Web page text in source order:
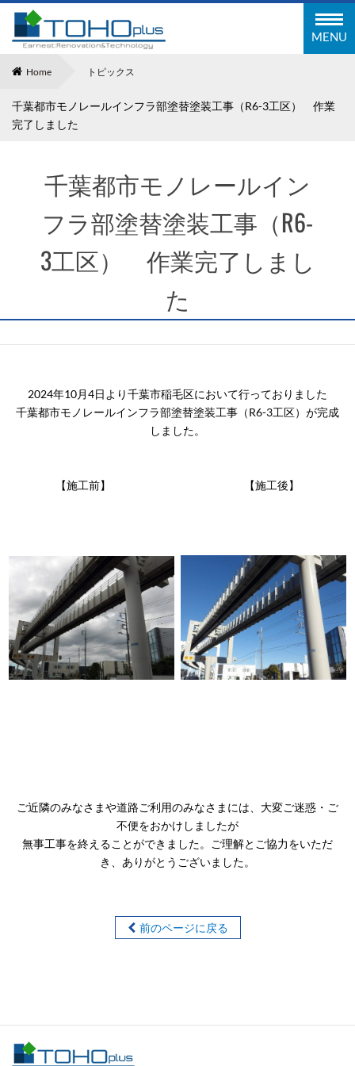
東邦塗装工業株式会社
MENU
Home トピックス
千葉都市モノレールインフラ部塗替塗装工事（R6-3工区） 作業
完了しました
千葉都市モノレールイン
フラ部塗替塗装工事（R6-
3工区） 作業完了しまし
た
2024年10月4日より千葉市稲毛区において行っておりました
千葉都市モノレールインフラ部塗替塗装工事（R6-3工区）が完成
しました。
【施工前】 【施工後】
ご近隣のみなさまや道路ご利用のみなさまには、大変ご迷惑・ご
不便をおかけしましたが
無事工事を終えることができました。ご理解とご協力をいただ
き、ありがとうございました。
前のページに戻る